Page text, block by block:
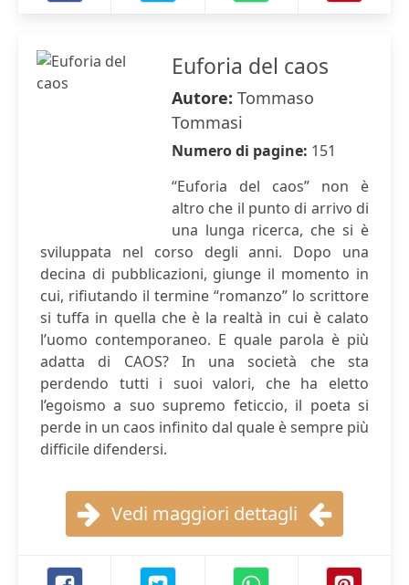
Euforia del caos
Autore: Tommaso
Tommasi
Numero di pagine: 151
“Euforia del caos” non è
altro che il punto di arrivo di
una lunga ricerca, che si è
sviluppata nel corso degli anni. Dopo una
decina di pubblicazioni, giunge il momento in
cui, rifiutando il termine “romanzo” lo scrittore
si tuffa in quella che è la realtà in cui è calato
l’uomo contemporaneo. E quale parola è più
adatta di CAOS? In una società che sta
perdendo tutti i suoi valori, che ha eletto
l’egoismo a suo supremo feticcio, il poeta si
perde in un caos infinito dal quale è sempre più
difficile difendersi.
Vedi maggiori dettagli